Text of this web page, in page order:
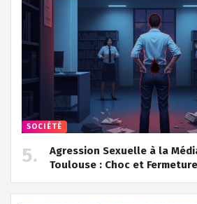
SOCIÉTÉ
Agression Sexuelle à la
Toulouse : Choc et Fermeture